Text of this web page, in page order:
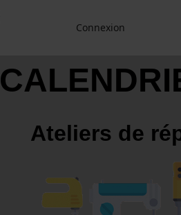
Connexion
Ateliers de